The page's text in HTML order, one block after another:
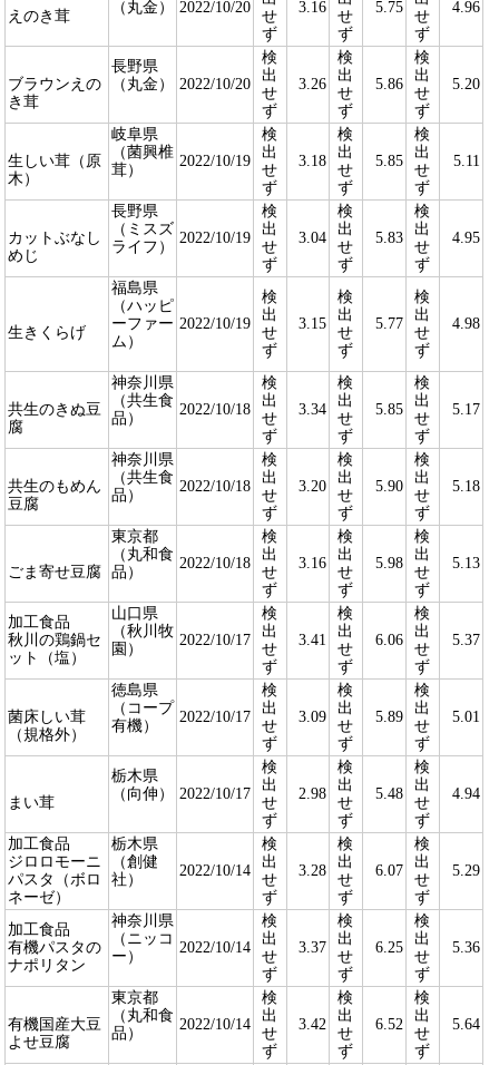
えのき茸
（丸金） 2022/10/20
せ
ず
3.16
せ
ず
5.75
せ
ず
4.96
ブラウンえの
き茸
長野県
（丸金）
2022/10/20
検
出
せ
ず
3.26
検
出
せ
ず
5.86
検
出
せ
ず
5.20
生しい茸（原
木）
岐阜県
（菌興椎
茸）
2022/10/19
検
出
せ
ず
3.18
検
出
せ
ず
5.85
検
出
せ
ず
5.11
カットぶなし
めじ
長野県
（ミスズ
ライフ）
2022/10/19
検
出
せ
ず
3.04
検
出
せ
ず
5.83
検
出
せ
ず
4.95
生きくらげ
福島県
（ハッピ
ーファー
ム）
2022/10/19
検
出
せ
ず
3.15
検
出
せ
ず
5.77
検
出
せ
ず
4.98
共生のきぬ豆
腐
神奈川県
（共生食
品）
2022/10/18
検
出
せ
ず
3.34
検
出
せ
ず
5.85
検
出
せ
ず
5.17
共生のもめん
豆腐
神奈川県
（共生食
品）
2022/10/18
検
出
せ
ず
3.20
検
出
せ
ず
5.90
検
出
せ
ず
5.18
ごま寄せ豆腐
東京都
（丸和食
品）
2022/10/18
検
出
せ
ず
3.16
検
出
せ
ず
5.98
検
出
せ
ず
5.13
加工食品
秋川の鶏鍋セ
ット（塩）
山口県
（秋川牧
園）
2022/10/17
検
出
せ
ず
3.41
検
出
せ
ず
6.06
検
出
せ
ず
5.37
菌床しい茸
（規格外）
徳島県
（コープ
有機）
2022/10/17
検
出
せ
ず
3.09
検
出
せ
ず
5.89
検
出
せ
ず
5.01
まい茸
栃木県
（向伸）
2022/10/17
検
出
せ
ず
2.98
検
出
せ
ず
5.48
検
出
せ
ず
4.94
加工食品
ジロロモーニ
パスタ（ボロ
ネーゼ）
栃木県
（創健
社）
2022/10/14
検
出
せ
ず
3.28
検
出
せ
ず
6.07
検
出
せ
ず
5.29
加工食品
有機パスタの
ナポリタン
神奈川県
（ニッコ
ー）
2022/10/14
検
出
せ
ず
3.37
検
出
せ
ず
6.25
検
出
せ
ず
5.36
有機国産大豆
よせ豆腐
東京都
（丸和食
品）
2022/10/14
検
出
せ
ず
3.42
検
出
せ
ず
6.52
検
出
せ
ず
5.64